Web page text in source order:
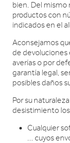
bien. Del mismo
productos con
indicados en el
Aconsejamos
de
averías o por
garantía legal,
posibles daños
Por su
desistimiento
Cualquier
... cuyos